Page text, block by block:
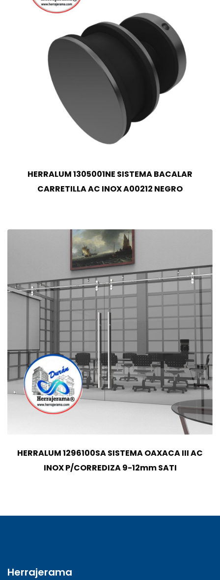
HERRALUM 1305001NE SISTEMA BACALAR
CARRETILLA AC INOX A00212 NEGRO
HERRALUM 1296100SA SISTEMA OAXACA III AC
INOX P/CORREDIZA 9-12mm SATI
Herrajerama